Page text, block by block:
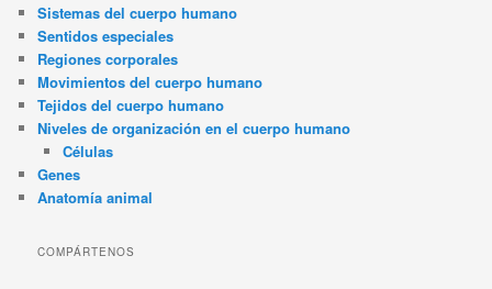
Sistemas del cuerpo humano
Sentidos especiales
Regiones corporales
Movimientos del cuerpo humano
Tejidos del cuerpo humano
Niveles de organización en el cuerpo humano
Células
Genes
Anatomía animal
COMPÁRTENOS